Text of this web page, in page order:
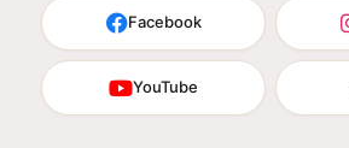
Facebook
YouTube